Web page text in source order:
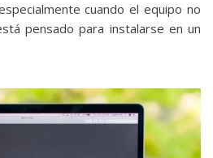
cuando el equipo no
pensado para instalarse en un